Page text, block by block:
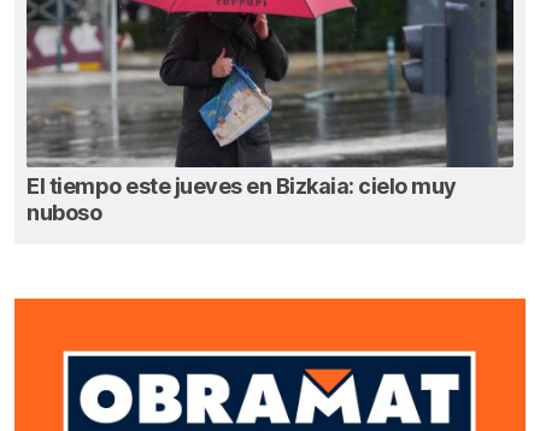
El tiempo este jueves en Bizkaia: cielo muy
nuboso